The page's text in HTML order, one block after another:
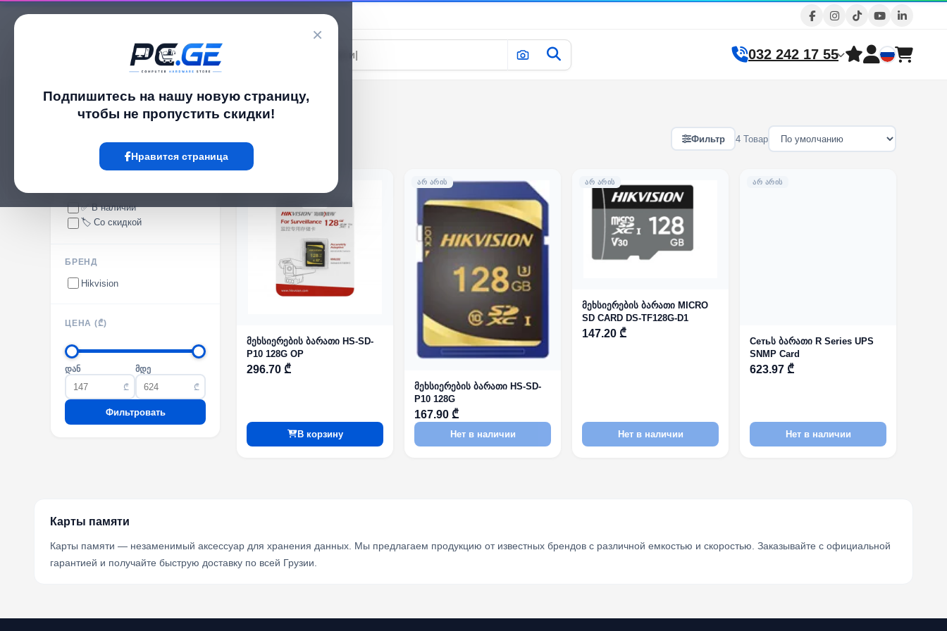
×
Подпишитесь на нашу новую страницу,
чтобы не пропустить скидки!
Нравится страница
Каталог 032 242 17 55
pc.ge/Карты памяти
Карты памяти Фильтр 4 Товар
✅ В наличии
🏷️ Со скидкой
БРЕНД
Hikvision
ЦЕНА (₾)
დან
₾
მდე
₾
Фильтровать
მეხსიერების ბარათი HS-SD-
P10 128G OP
296.70 ₾
В корзину
ᲐᲠ ᲐᲠᲘᲡ
მეხსიერების ბარათი HS-SD-
P10 128G
167.90 ₾
Нет в наличии
ᲐᲠ ᲐᲠᲘᲡ
მეხსიერების ბარათი MICRO
SD CARD DS-TF128G-D1
147.20 ₾
Нет в наличии
ᲐᲠ ᲐᲠᲘᲡ
Сетьს ბარათი R Series UPS
SNMP Card
623.97 ₾
Нет в наличии
Карты памяти
Карты памяти — незаменимый аксессуар для хранения данных. Мы предлагаем продукцию от известных брендов с различной емкостью и скоростью. Заказывайте с официальной
гарантией и получайте быструю доставку по всей Грузии.